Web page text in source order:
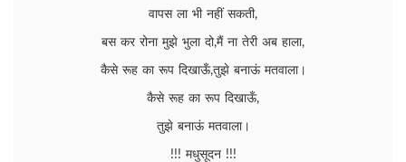
वापस ला भी नहीं सकती,
बस कर रोना मुझे भुला दो,मैं ना तेरी अब हाला,
कैसे रूह का रूप दिखाऊँ,तुझे बनाऊं मतवाला।
कैसे रूह का रूप दिखाऊँ,
तुझे बनाऊं मतवाला।
!!! मधुसूदन !!!